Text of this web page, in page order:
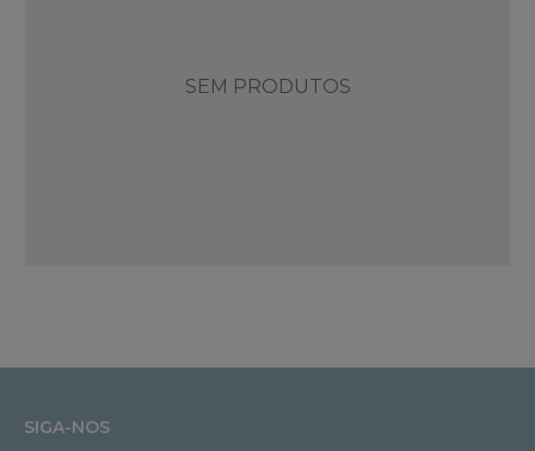
SEM PRODUTOS
SIGA-NOS